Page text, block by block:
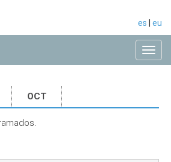
es eu
OCT